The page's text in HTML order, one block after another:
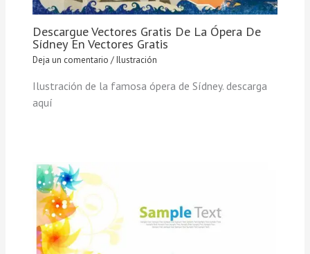
Descargue Vectores Gratis De La Ópera De
Sídney En Vectores Gratis
Deja un comentario /Ilustración
Ilustración de la famosa ópera de Sídney. descarga
aquí